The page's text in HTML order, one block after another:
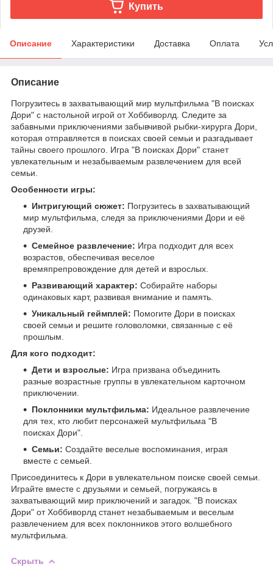
Купить
Описание Характеристики Доставка Оплата
Описание
Погрузитесь в захватывающий мир мультфильма "В поисках
Дори" с настольной игрой от Хоббиворлд. Следите за
забавными приключениями забывчивой рыбки-хирурга Дори,
которая отправляется в поисках своей семьи и разгадывает
тайны своего прошлого. Игра "В поисках Дори" станет
увлекательным и незабываемым развлечением для всей
семьи.
Особенности игры:
Интригующий сюжет: Погрузитесь в захватывающий
мир мультфильма, следя за приключениями Дори и её
друзей.
Семейное развлечение: Игра подходит для всех
возрастов, обеспечивая веселое
времяпрепровождение для детей и взрослых.
Развивающий характер: Собирайте наборы
одинаковых карт, развивая внимание и память.
Уникальный геймплей: Помогите Дори в поисках
своей семьи и решите головоломки, связанные с её
прошлым.
Для кого подходит:
Дети и взрослые: Игра призвана объединить
разные возрастные группы в увлекательном карточном
приключении.
Поклонники мультфильма: Идеальное развлечение
для тех, кто любит персонажей мультфильма "В
поисках Дори".
Семьи: Создайте веселые воспоминания, играя
вместе с семьей.
Присоединитесь к Дори в увлекательном поиске своей семьи.
Играйте вместе с друзьями и семьей, погружаясь в
захватывающий мир приключений и загадок. "В поисках
Дори" от Хоббиворлд станет незабываемым и веселым
развлечением для всех поклонников этого волшебного
мультфильма.
Скрыть